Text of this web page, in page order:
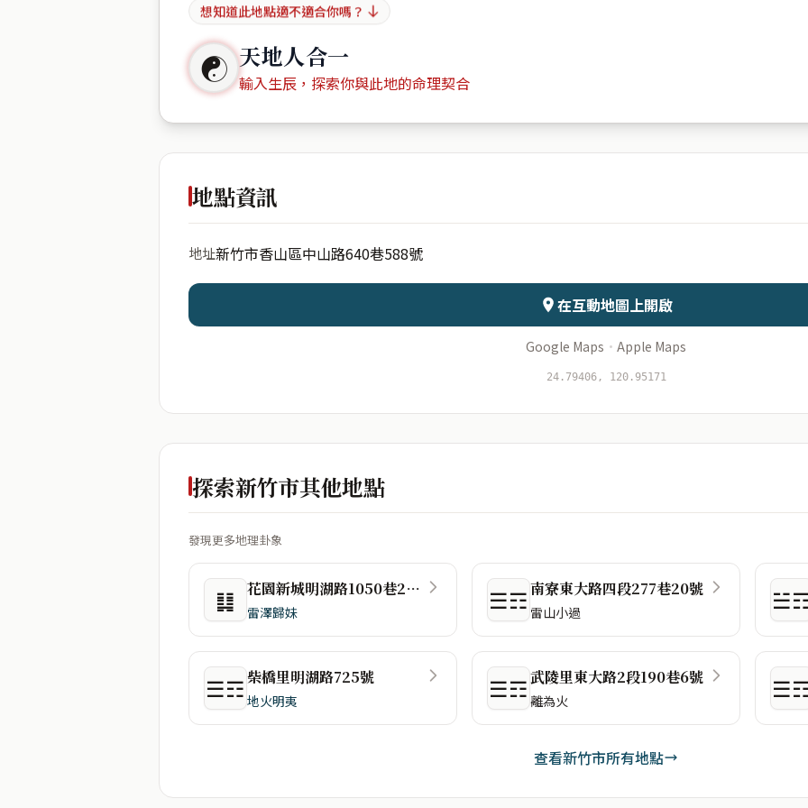
想知道此地點適不適合你嗎？
☯ 天地人合一
輸入生辰，探索你與此地的命理契合
地點資訊
地址新竹市香山區中山路640巷588號
在互動地圖上開啟
Google Maps · Apple Maps
24.79406, 120.95171
探索新竹市其他地點
發現更多地理卦象
䷆ 花園新城明湖路1050巷296號
雷澤歸妹 ☰☶南寮東大路四段277巷20號
雷山小過
☰☶柴橋里明湖路725號
地火明夷 ☰☶武陵里東大路2段190巷6號
離為火
查看新竹市所有地點